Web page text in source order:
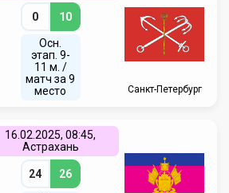
0 10
Осн.
этап. 9-
11 м. /
матч за 9
место
Санкт-Петербург
16.02.2025, 08:45,
Астрахань
24 26